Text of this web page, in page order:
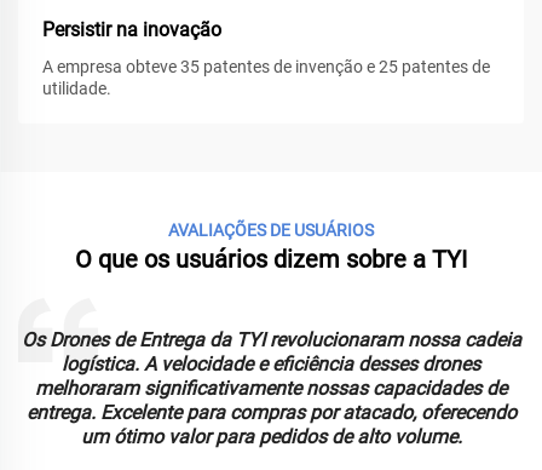
Persistir na inovação
A empresa obteve 35 patentes de invenção e 25 patentes de
utilidade.
AVALIAÇÕES DE USUÁRIOS
O que os usuários dizem sobre a TYI
Os Drones de Entrega da TYI revolucionaram nossa cadeia
logística. A velocidade e eficiência desses drones
melhoraram significativamente nossas capacidades de
entrega. Excelente para compras por atacado, oferecendo
um ótimo valor para pedidos de alto volume.